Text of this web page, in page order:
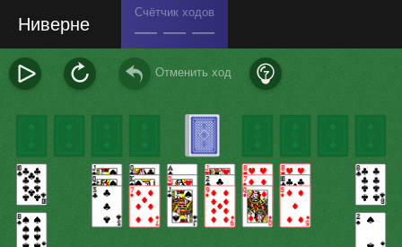
Ниверне
Счётчик ходов
— — —
Отменить ход